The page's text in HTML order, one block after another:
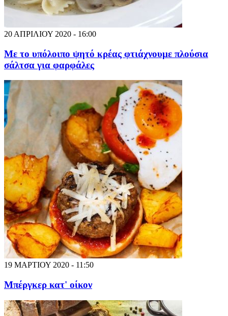
20 ΑΠΡΙΛΙΟΥ 2020 - 16:00
Με το υπόλοιπο ψητό κρέας φτιάχνουμε πλούσια
σάλτσα για φαρφάλες
19 ΜΑΡΤΙΟΥ 2020 - 11:50
Μπέργκερ κατ' οίκον